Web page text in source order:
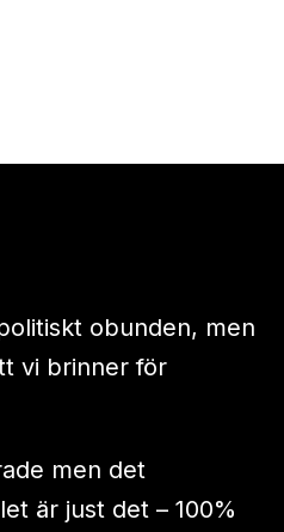
obunden, men
vi brinner för
men det
är just det – 100%